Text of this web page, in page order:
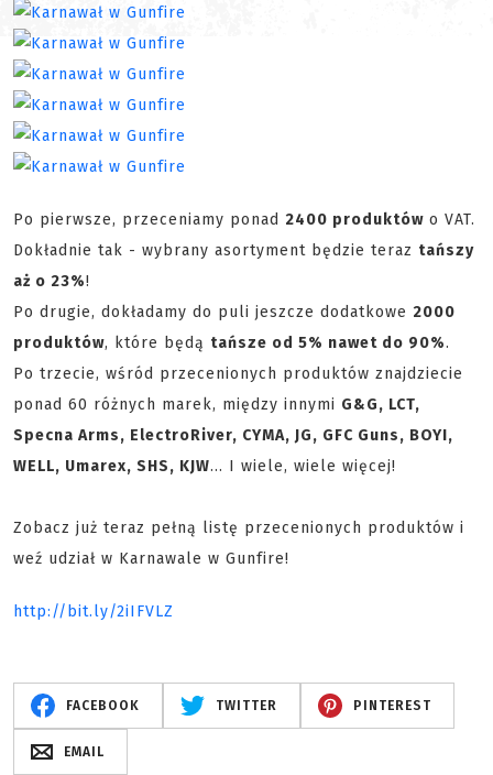
Po pierwsze, przeceniamy ponad 2400 produktów o VAT.
Dokładnie tak - wybrany asortyment będzie teraz tańszy
aż o 23%!
Po drugie, dokładamy do puli jeszcze dodatkowe 2000
produktów, które będą tańsze od 5% nawet do 90%.
Po trzecie, wśród przecenionych produktów znajdziecie
ponad 60 różnych marek, między innymi G&G, LCT,
Specna Arms, ElectroRiver, CYMA, JG, GFC Guns, BOYI,
WELL, Umarex, SHS, KJW... I wiele, wiele więcej!
Zobacz już teraz pełną listę przecenionych produktów i
weź udział w Karnawale w Gunfire!
http://bit.ly/2iIFVLZ
FACEBOOK TWITTER PINTEREST
EMAIL